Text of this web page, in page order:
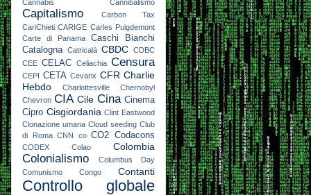
Cannabis Cannibalismo
Capitalismo
Carbon Tax
CariChieti CARIGE Carles Puigdemont
Carte di Panama
Caschi Bianchi
Catalogna Catricalà CBDC CDBC
CEE CELAC Celiachia Censura
CEPI CETA Cevarix CFR Charlie
Hebdo
Charlottesville
Chernobyl
Chevron CIA Cile Cina Cinema
Cipro Cisgiordania Clint Eastwood
Clonazione umana Cloud seeding Club
di Roma CNN co CO2 Codacons
CODEX Colao Colombia
Colonialismo
Columbus Day
Comunismo
Congo Contanti
Controllo globale